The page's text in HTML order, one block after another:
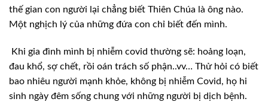
thế gian con người lại chẳng biết Thiên Chúa là ông nào.
Một nghịch lý của những đứa con chỉ biết đến mình.
Khi gia đình mình bị nhiễm covid thường sẽ: hoảng loạn,
đau khổ, sợ chết, rồi oán trách số phận..vv… Thử hỏi có biết
bao nhiêu người mạnh khỏe, không bị nhiễm Covid, họ hi
sinh ngày đêm sống chung với những người bị dịch bệnh.